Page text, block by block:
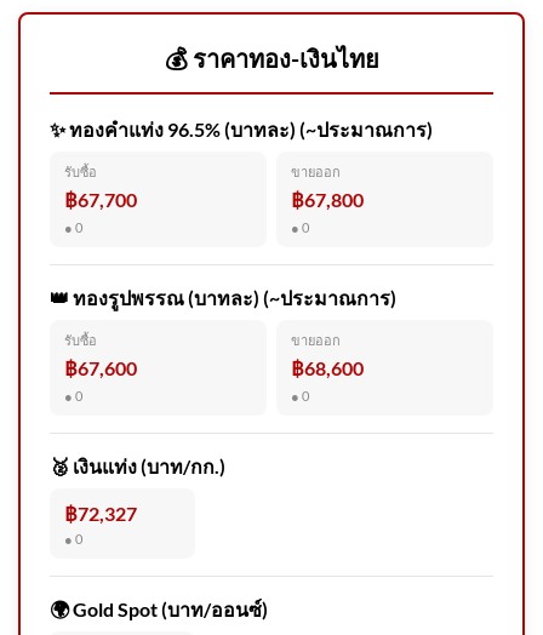
จากกรุมอุตุนิยมวิทยา
รวบผู้ต้องหาแก๊งอุ้มชาวจีนอ้าง
เป็นตำรวจ ทำร้ายร่างกายขู่รีดเ
ภาษี” มูลค่ากว่า 160 ล้านบาท #
💰 ราคาทอง-เงินไทย
✨ ทองคำแท่ง 96.5% (บาทละ) (~ประมาณการ)
รับซื้อ
฿67,700
● 0
ขายออก
฿67,800
● 0
👑 ทองรูปพรรณ (บาทละ) (~ประมาณการ)
รับซื้อ
฿67,600
● 0
ขายออก
฿68,600
● 0
🥈 เงินแท่ง (บาท/กก.)
฿72,327
● 0
🌍 Gold Spot (บาท/ออนซ์)